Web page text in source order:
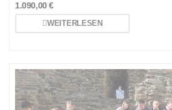
1.090,00€
WEITERLESEN